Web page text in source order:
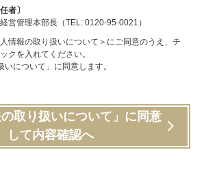
者〕
営管理本部長（TEL: 0120-95-0021）
情報の取り扱いについて＞にご同意のうえ、チ
クを入れてください。
いについて」に同意します。
の取り扱いについて」に同意
して内容確認へ